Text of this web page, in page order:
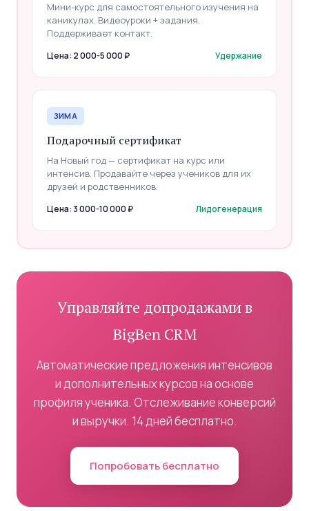
Мини-курс для самостоятельного изучения на
каникулах. Видеоуроки + задания.
Поддерживает контакт.
Цена: 2 000-5 000 ₽ Удержание
ЗИМА
Подарочный сертификат
На Новый год — сертификат на курс или
интенсив. Продавайте через учеников для их
друзей и родственников.
Цена: 3 000-10 000 ₽ Лидогенерация
Управляйте допродажами в
BigBen CRM
Автоматические предложения интенсивов
и дополнительных курсов на основе
профиля ученика. Отслеживание конверсий
и выручки. 14 дней бесплатно.
Попробовать бесплатно